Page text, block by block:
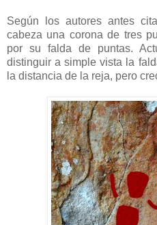
Según los autores antes
cabeza una corona de tres
por su falda de puntas.
distinguir a simple vista la
la distancia de la reja, pero